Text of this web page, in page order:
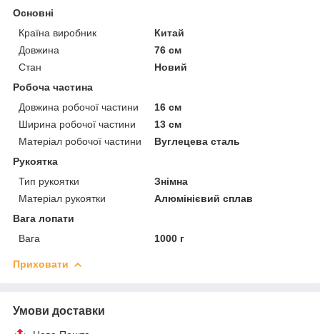
Основні
Країна виробник
Китай
Довжина
76 см
Стан
Новий
Робоча частина
Довжина робочої частини
16 см
Ширина робочої частини
13 см
Матеріал робочої частини
Вуглецева сталь
Рукоятка
Тип рукоятки
Знімна
Матеріал рукоятки
Алюмінієвий сплав
Вага лопати
Вага
1000 г
Приховати
Умови доставки